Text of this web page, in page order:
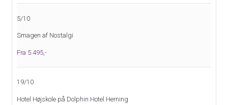
5/10
Smagen af Nostalgi
Fra 5.495,-
19/10
Hotel Højskole på Dolphin Hotel Herning